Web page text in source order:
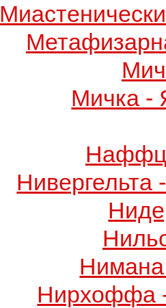
Мичка -
Нимана
Нирхоффа